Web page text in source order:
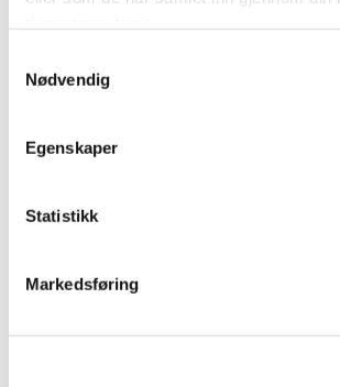
Nødvendig
Egenskaper
Statistikk
Markedsføring
Legg i handlekurv